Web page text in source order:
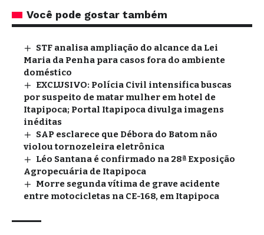
Você pode gostar também
STF analisa ampliação do alcance da Lei
Maria da Penha para casos fora do ambiente
doméstico
EXCLUSIVO: Polícia Civil intensifica buscas
por suspeito de matar mulher em hotel de
Itapipoca; Portal Itapipoca divulga imagens
inéditas
SAP esclarece que Débora do Batom não
violou tornozeleira eletrônica
Léo Santana é confirmado na 28ª Exposição
Agropecuária de Itapipoca
Morre segunda vítima de grave acidente
entre motocicletas na CE-168, em Itapipoca